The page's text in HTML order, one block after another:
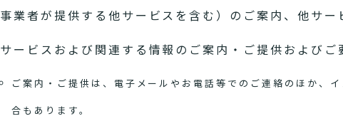
事業者が提供する他サービスを含む）のご案内、他サ
サービスおよび関連する情報のご案内・ご提供およびご
ご案内・ご提供は、電子メールやお電話等でのご連絡のほか、
合もあります。